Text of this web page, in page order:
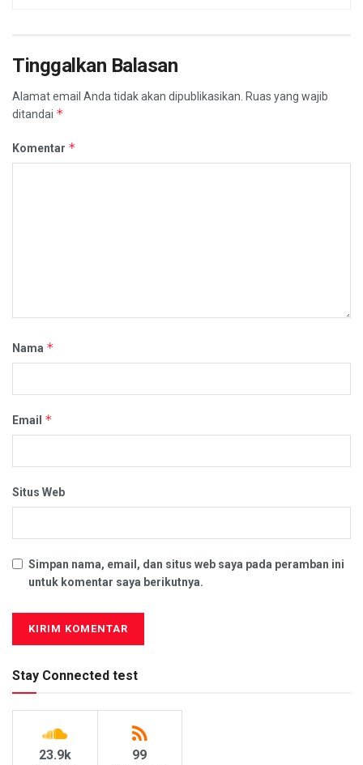
Tinggalkan Balasan
Alamat email Anda tidak akan dipublikasikan. Ruas yang wajib
ditandai *
Komentar *
Nama *
Email *
Situs Web
Simpan nama, email, dan situs web saya pada peramban ini
untuk komentar saya berikutnya.
Stay Connected test
23.9k 99